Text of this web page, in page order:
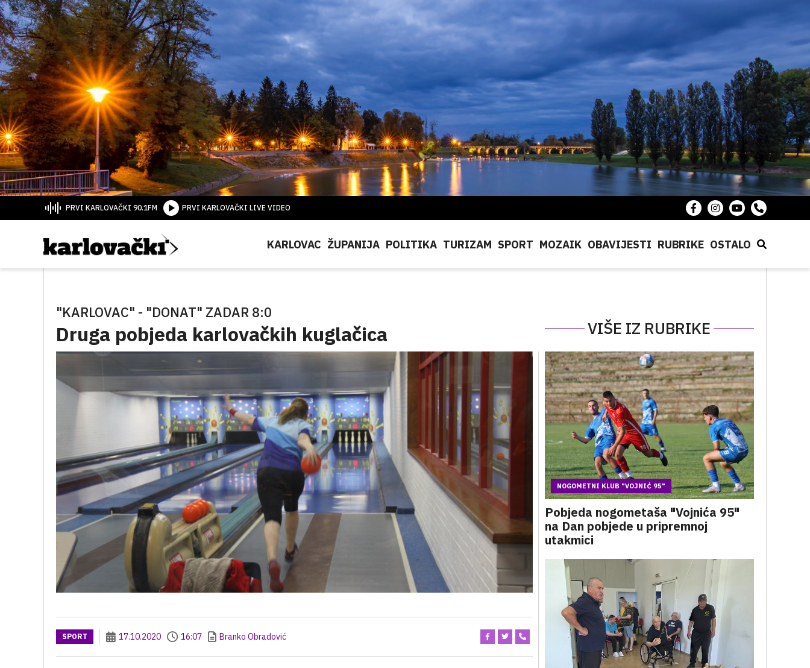
PRVI KARLOVAČKI 90.1FM PRVI KARLOVAČKI LIVE VIDEO
KARLOVAC ŽUPANIJA POLITIKA TURIZAM SPORT MOZAIK OBAVIJESTI RUBRIKE OSTALO
"KARLOVAC" - "DONAT" ZADAR 8:0
Druga pobjeda karlovačkih kuglačica VIŠE IZ RUBRIKE
SPORT 17.10.2020 16:07 Branko Obradović
NOGOMETNI KLUB "VOJNIĆ 95"
Pobjeda nogometaša "Vojnića 95"
na Dan pobjede u pripremnoj
utakmici